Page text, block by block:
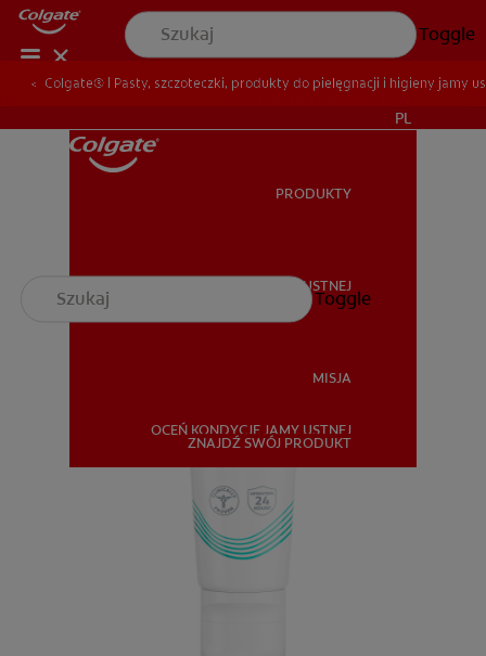
Toggle
ZDROWIE JAMY USTNEJ
OCEŃ KONDYCJĘ JAMY USTNEJ
ZNAJDŹ SWÓJ PRODUKT
PL
PRODUKTY
ZDROWIE JAMY USTNEJ
MISJA
OCEŃ KONDYCJĘ JAMY USTNEJ
ZNAJDŹ SWÓJ PRODUKT
Toggle
Colgate® | Pasty, szczoteczki, produkty do pielęgnacji i higieny jamy